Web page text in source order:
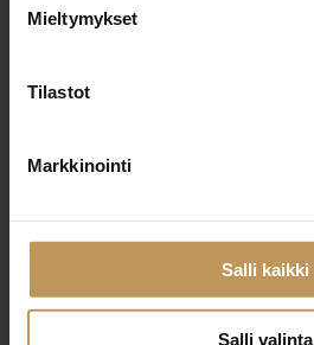
Mieltymykset
Tilastot
Markkinointi
Salli kaikki
Salli valinta